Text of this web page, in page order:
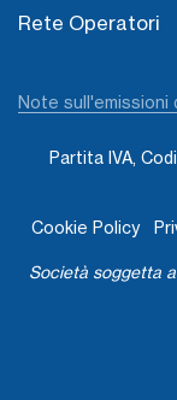
Rete Operatori
Note sull'emissioni
Partita IVA,
Cookie Policy
Società soggetta